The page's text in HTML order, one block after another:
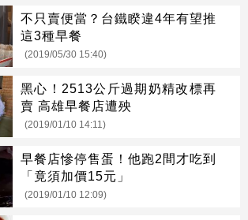
不只賣便當？台鐵睽違4年有望推
這3種早餐
(2019/05/30 15:40)
黑心！2513公斤過期奶精改標再
賣 高雄早餐店遭殃
(2019/01/10 14:11)
早餐店慘停售蛋！他跑2間才吃到
「竟須加價15元」
(2019/01/10 12:09)